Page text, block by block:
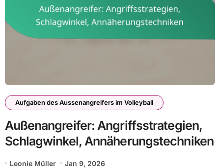
Aufgaben des Aussenangreifers im Volleyball
Außenangreifer: Angriffsstrategien,
Schlagwinkel, Annäherungstechniken
Leonie Müller Jan 9, 2026